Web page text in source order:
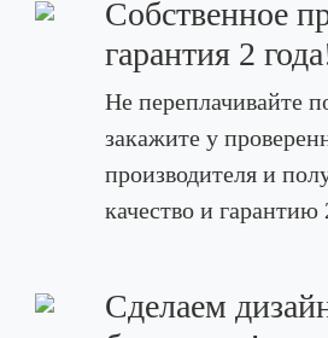
Собственное
гарантия 2
Не переплачивайте
закажите у
производителя и
качество и гарантию
Сделаем